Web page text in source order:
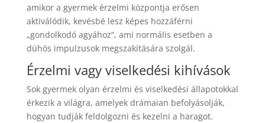
amikor a gyermek érzelmi központja erősen
aktiválódik, kevésbé lesz képes hozzáférni
„gondolkodó agyához”, ami normális esetben a
dühös impulzusok megszakítására szolgál.
Érzelmi vagy viselkedési kihívások
Sok gyermek olyan érzelmi és viselkedési állapotokkal
érkezik a világra, amelyek drámaian befolyásolják,
hogyan tudják feldolgozni és kezelni a haragot.